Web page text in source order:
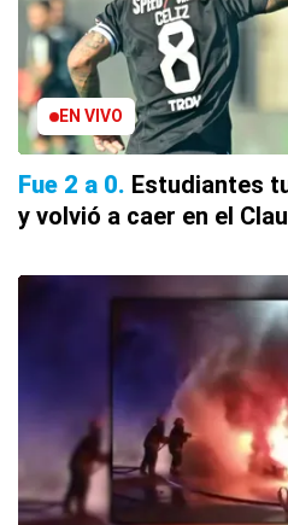
EN VIVO
Fue 2 a 0 Estudiantes
y volvió a caer en el